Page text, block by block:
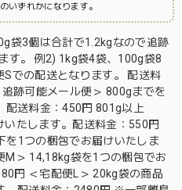
いずれかになります。
袋3個は合計で1.2kgなので追跡
す。 例2) 1kg袋4袋、100g袋8
での配送となります。 配送料
跡可能メール便＞ 800gまでを
配送料金：450円 801g以上
たします。配送料金：550円
を1つの梱包でお届けいたしま
M＞ 14,18kg袋を1つの梱包でお
円 ＜宅配便L＞ 20kg袋の商品